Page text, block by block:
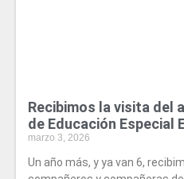
Recibimos la visita del
de Educación Especial
marzo 3, 2026
Un año más, y ya van 6,